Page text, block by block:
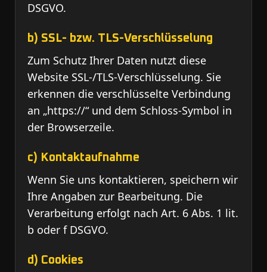
DSGVO.
b) SSL- bzw. TLS-Verschlüsselung
Zum Schutz Ihrer Daten nutzt diese
Website SSL-/TLS-Verschlüsselung. Sie
erkennen die verschlüsselte Verbindung
an „https://“ und dem Schloss-Symbol in
der Browserzeile.
c) Kontaktaufnahme
Wenn Sie uns kontaktieren, speichern wir
Ihre Angaben zur Bearbeitung. Die
Verarbeitung erfolgt nach Art. 6 Abs. 1 lit.
b oder f DSGVO.
d) Cookies